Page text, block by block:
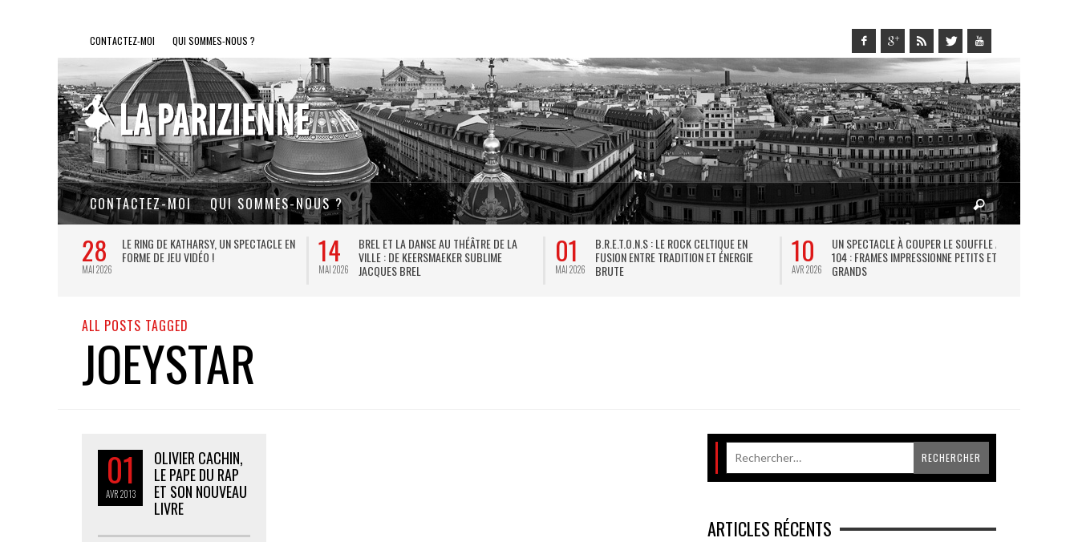
CONTACTEZ-MOI QUI SOMMES-NOUS ?
CONTACTEZ-MOI QUI SOMMES-NOUS ?
28
MAI 2026
LE RING DE KATHARSY, UN SPECTACLE EN
FORME DE JEU VIDÉO !
14
MAI 2026
BREL ET LA DANSE AU THÉÂTRE DE LA
VILLE : DE KEERSMAEKER SUBLIME
JACQUES BREL
01
MAI 2026
B.R.E.T.O.N.S : LE ROCK CELTIQUE EN
FUSION ENTRE TRADITION ET ÉNERGIE
BRUTE
10
AVR 2026
UN SPECTACLE À COUPER LE SOUFFLE AU
104 : FRAMES IMPRESSIONNE PETITS ET
GRANDS
ALL POSTS TAGGED
JOEYSTAR
01
AVR2013
OLIVIER CACHIN,
LE PAPE DU RAP
ET SON NOUVEAU
LIVRE
ARTICLES RÉCENTS